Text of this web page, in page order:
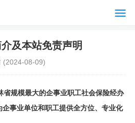
及本站免责声明
(2024-08-09)
省规模最大的企事业职工社会保险经办
企事业单位和职工提供全方位、专业化